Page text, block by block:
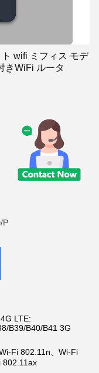
wifi ミフィス モデ
きWiFi ルータ
P
LTE:
B39/B40/B41 3G
Fi 802.11n、Wi-Fi
802.11ax